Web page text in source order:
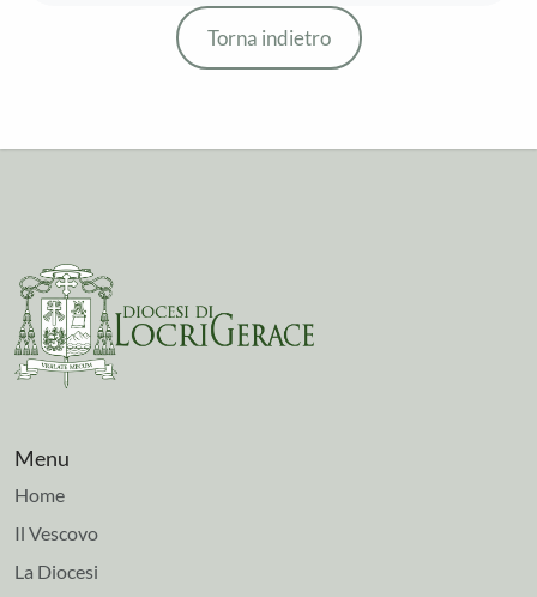
Torna indietro
Menu
Home
Il Vescovo
La Diocesi